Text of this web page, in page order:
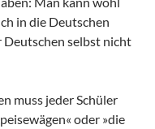
in die Deutschen
selbst nicht
muss jeder Schüler
oder »die